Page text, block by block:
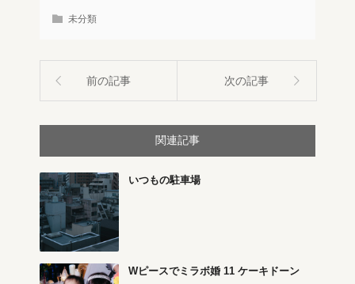
未分類
前の記事 次の記事
関連記事
いつもの駐車場
Wピースでミラボ婚 11 ケーキドーン